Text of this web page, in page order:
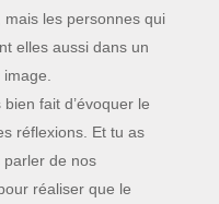
les personnes qui
elles aussi dans un
fait d’évoquer le
réflexions. Et tu as
parler de nos
réaliser que le